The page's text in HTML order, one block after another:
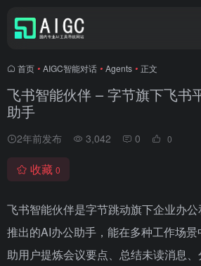
首页 • AIGC智能对话 • Agents • 正文
飞书智能伙伴 – 字节旗下飞书
助手
2年前发布 3,042 0 0
收藏 0
飞书智能伙伴是字节跳动旗下企业办
推出的AI办公助手，能在多种工作场
助用户提炼会议要点、总结未读消息、